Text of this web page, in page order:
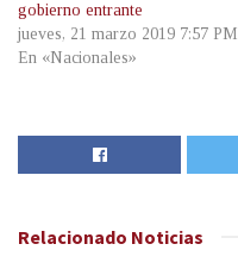
gobierno entrante
jueves, 21 marzo 2019 7:57 PM
En «Nacionales»
Relacionado Noticias